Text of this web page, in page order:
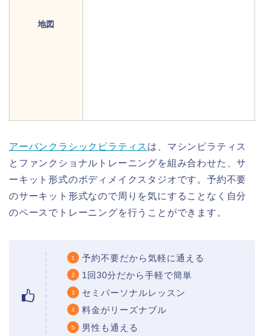
地図
アーバンクラシックピラティス は、マシンピラティス
とファンクショナルトレーニングを組み合わせた、サ
ーキット形式のボディメイクスタジオです。予約不要
のサーキット形式なので周りを気にすることなく自分
のペースでトレーニングを行うことができます。
予約不要だから気軽に通える
1回30分だから手軽で簡単
セミパーソナルレッスン
料金がリーズナブル
男性も通える